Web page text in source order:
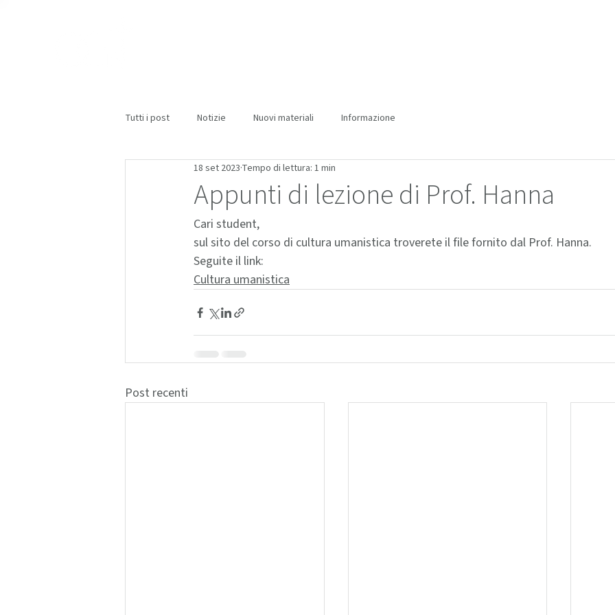
Tutti i post Notizie Nuovi materiali Informazione
Appunti di lezione di Prof. Hanna
18 set 2023 Tempo di lettura: 1 min
Cari student,
sul sito del corso di cultura umanistica troverete il file fornito dal Prof. Hanna.
Seguite il link:
Cultura umanistica
Post recenti